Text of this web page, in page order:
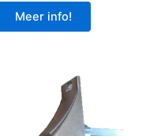
Meer info!